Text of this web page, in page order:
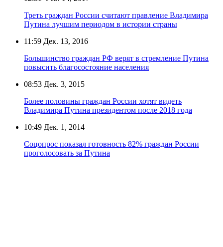
Треть граждан России считают правление Владимира
Путина лучшим периодом в истории страны
11:59 Дек. 13, 2016
Большинство граждан РФ верят в стремление Путина
повысить благосостояние населения
08:53 Дек. 3, 2015
Более половины граждан России хотят видеть
Владимира Путина президентом после 2018 года
10:49 Дек. 1, 2014
Соцопрос показал готовность 82% граждан России
проголосовать за Путина